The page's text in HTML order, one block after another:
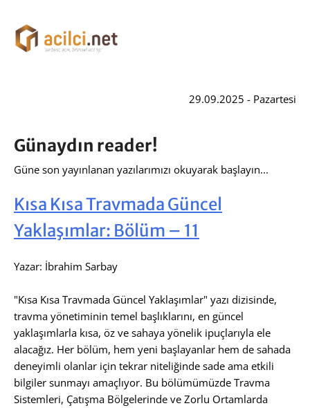
29.09.2025 - Pazartesi
Günaydın reader!
Güne son yayınlanan yazılarımızı okuyarak başlayın...
Kısa Kısa Travmada Güncel
Yaklaşımlar: Bölüm – 11
Yazar: İbrahim Sarbay
"Kısa Kısa Travmada Güncel Yaklaşımlar" yazı dizisinde,
travma yönetiminin temel başlıklarını, en güncel
yaklaşımlarla kısa, öz ve sahaya yönelik ipuçlarıyla ele
alacağız. Her bölüm, hem yeni başlayanlar hem de sahada
deneyimli olanlar için tekrar niteliğinde sade ama etkili
bilgiler sunmayı amaçlıyor. Bu bölümümüzde Travma
Sistemleri, Çatışma Bölgelerinde ve Zorlu Ortamlarda